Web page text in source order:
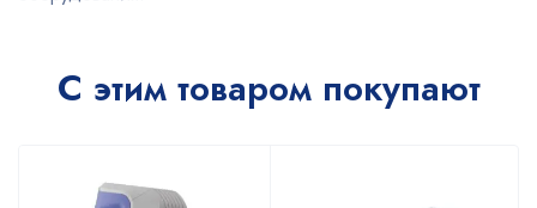
С этим товаром покупают